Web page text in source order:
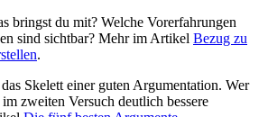
bringst du mit? Welche Vorerfahrungen
sind sichtbar? Mehr im Artikel Bezug zu
.
Skelett einer guten Argumentation. Wer
zweiten Versuch deutlich bessere